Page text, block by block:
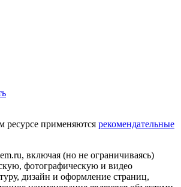
применяются рекомендательные
включая (но не ограничиваясь)
фотографическую и видео
дизайн и оформление страниц,